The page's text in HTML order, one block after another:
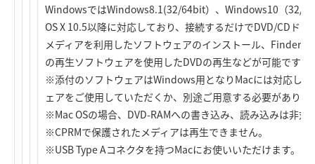
WindowsではWindows8.1(32/64bit）、Windows10（32/
OS X 10.5以降に対応しており、接続するだけでDVD/CDド
メディアを利用したソフトウェアのインストール、Finder
の再生ソフトウェアを使用したDVDの再生などが可能です
※添付のソフトウェアはWindows用となりMacには対応し
ェアをご使用していただくか、別途ご用意する必要がありま
※Mac OSの場合、DVD-RAMへの書き込み、読み込みは非対
※CPRMで保護されたメディアは再生できません。
※USB Type Aコネクタを持つMacにお使いいただけます。